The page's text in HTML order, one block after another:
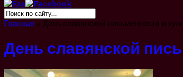
Главная » День славянской письменности и
День славянской